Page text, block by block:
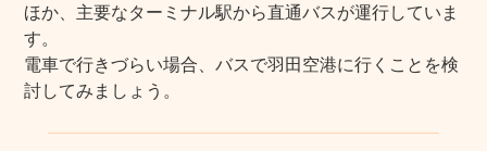
ほか、主要なターミナル駅から直通バスが運行していま
す。
電車で行きづらい場合、バスで羽田空港に行くことを検
討してみましょう。